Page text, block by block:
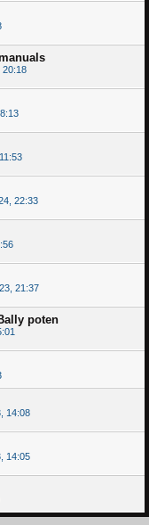
20:18
22:33
21:37
poten
14:08
14:05